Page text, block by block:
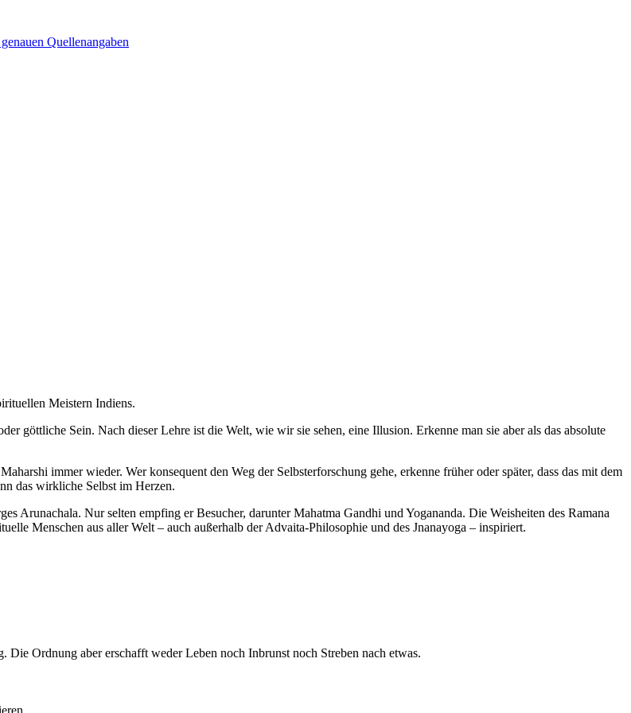
Meistern Indiens.
göttliche Sein. Nach dieser Lehre ist die Welt, wie wir sie sehen, eine Illusion. Erkenne man sie aber als das absolute
immer wieder. Wer konsequent den Weg der Selbsterforschung gehe, erkenne früher oder später, dass das mit dem
das wirkliche Selbst im Herzen.
Arunachala. Nur selten empfing er Besucher, darunter Mahatma Gandhi und Yogananda. Die Weisheiten des Ramana
Menschen aus aller Welt – auch außerhalb der Advaita-Philosophie und des Jnanayoga – inspiriert.
Ordnung aber erschafft weder Leben noch Inbrunst noch Streben nach etwas.